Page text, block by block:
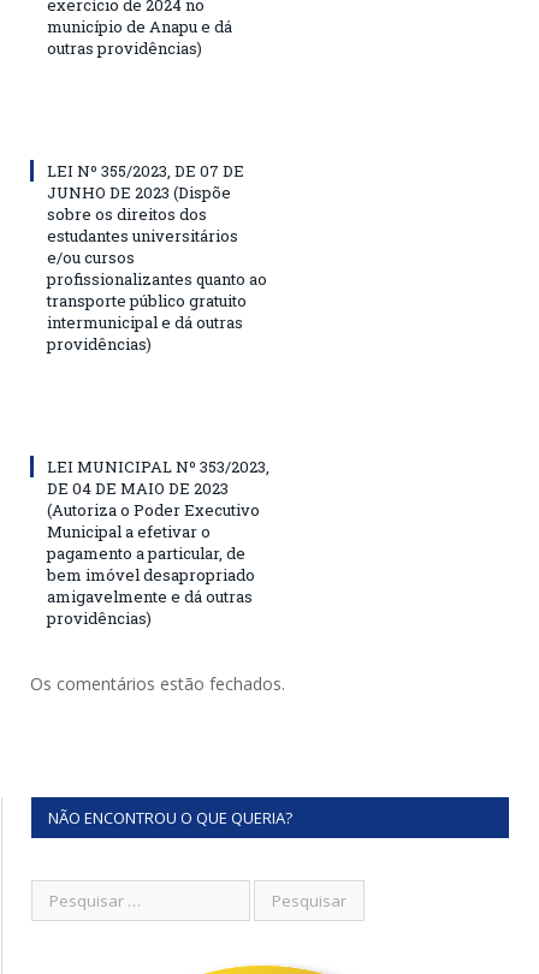
exercício de 2024 no
município de Anapu e dá
outras providências)
LEI Nº 355/2023, DE 07 DE
JUNHO DE 2023 (Dispõe
sobre os direitos dos
estudantes universitários
e/ou cursos
profissionalizantes quanto ao
transporte público gratuito
intermunicipal e dá outras
providências)
LEI MUNICIPAL Nº 353/2023,
DE 04 DE MAIO DE 2023
(Autoriza o Poder Executivo
Municipal a efetivar o
pagamento a particular, de
bem imóvel desapropriado
amigavelmente e dá outras
providências)
Os comentários estão fechados.
NÃO ENCONTROU O QUE QUERIA?